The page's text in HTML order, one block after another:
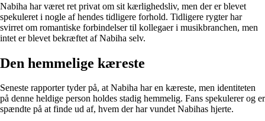
Nabiha har været ret privat om sit kærlighedsliv, men der er blevet
spekuleret i nogle af hendes tidligere forhold. Tidligere rygter har
svirret om romantiske forbindelser til kollegaer i musikbranchen, men
intet er blevet bekræftet af Nabiha selv.
Den hemmelige kæreste
Seneste rapporter tyder på, at Nabiha har en kæreste, men identiteten
på denne heldige person holdes stadig hemmelig. Fans spekulerer og er
spændte på at finde ud af, hvem der har vundet Nabihas hjerte.